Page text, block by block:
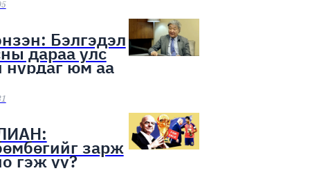
Бэлгэдэл
дараа улс
нурдаг юм аа
зарж
гэж үү?